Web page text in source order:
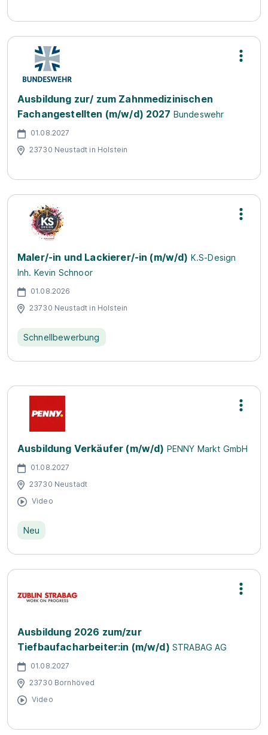
Ausbildung zur/ zum Zahnmedizinischen
Fachangestellten (m/w/d) 2027 Bundeswehr
01.08.2027
23730 Neustadt in Holstein
Maler/-in und Lackierer/-in (m/w/d) K.S-Design
Inh. Kevin Schnoor
01.08.2026
23730 Neustadt in Holstein
Schnellbewerbung
Ausbildung Verkäufer (m/w/d) PENNY Markt GmbH
01.08.2027
23730 Neustadt
Video
Neu
Ausbildung 2026 zum/zur
Tiefbaufacharbeiter:in (m/w/d) STRABAG AG
01.08.2027
23730 Bornhöved
Video